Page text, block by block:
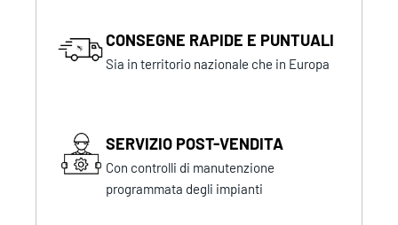
CONSEGNE RAPIDE E PUNTUALI
Sia in territorio nazionale che in Europa
SERVIZIO POST-VENDITA
Con controlli di manutenzione
programmata degli impianti